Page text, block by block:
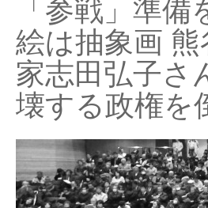
「参戦」準
絵は抽象画
家志田弘子さ
壊する政権を